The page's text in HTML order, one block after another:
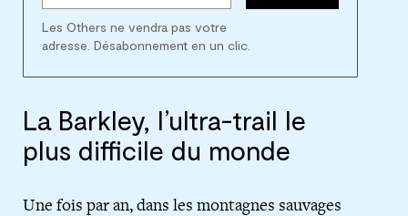
Les Others ne vendra pas votre
adresse. Désabonnement en un clic.
La Barkley, l’ultra-trail le
plus difficile du monde
Une fois par an, dans les montagnes sauvages